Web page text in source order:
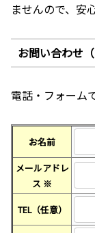
ませんので、安
お問い合わせ
電話・フォーム
お名前
メールアドレ
ス ※
TEL（任意）